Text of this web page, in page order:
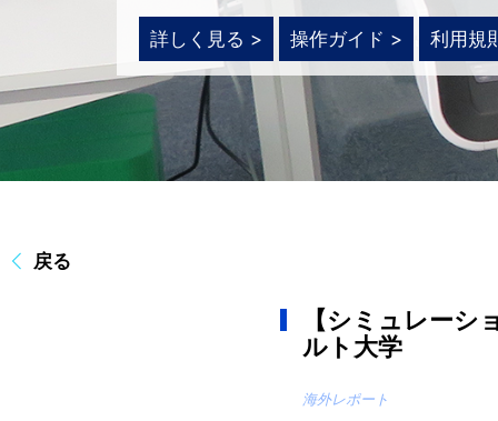
詳しく見る > 操作ガイド > 利用規
戻る
【シミュレー
ルト大学
海外レポート